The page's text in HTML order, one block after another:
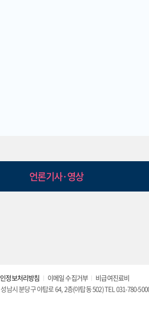
언론기사·영상
정보처리방침 이메일 수집거부
비급여진료비
남시 분당구 야탑로 64, 2층(야탑동 502) TEL 031-780-